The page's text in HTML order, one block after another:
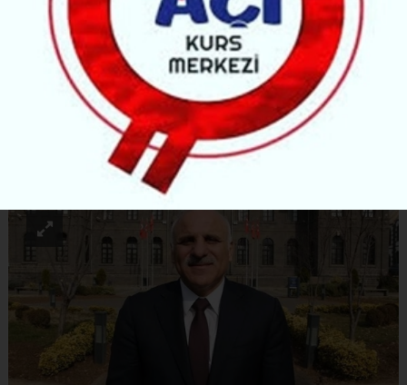
Diyarbakır Valisi Murat Zorluoğlu, Kurban Bayramı
dolayısıyla yayımladığı mesajında birlik, beraberlik
ve dayanışma vurgusu yaparak vatandaşları trafik
kurallarına uymaya davet etti.
ABONE OL